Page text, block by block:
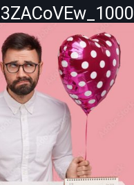
1000_F_240957015_IkBHanPfUir3dkZcGQG7kauQ3ZACoVEw